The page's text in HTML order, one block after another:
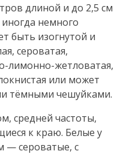
длиной и до 2,5 см
немного
быть изогнутой и
сероватая,
лимонно-жетловатая,
или может
тёмными чешуйками.
средней частоты,
к краю. Белые у
— сероватые, с